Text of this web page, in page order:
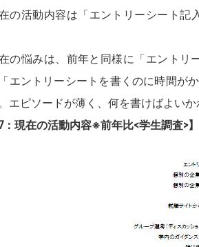
活動内容は「エントリーシート記入
悩みは、前年と同様に「エントリー
エントリーシートを書くのに時間が
エピソードが薄く、何を書けばよい
：現在の活動内容※前年比<学生調査>】